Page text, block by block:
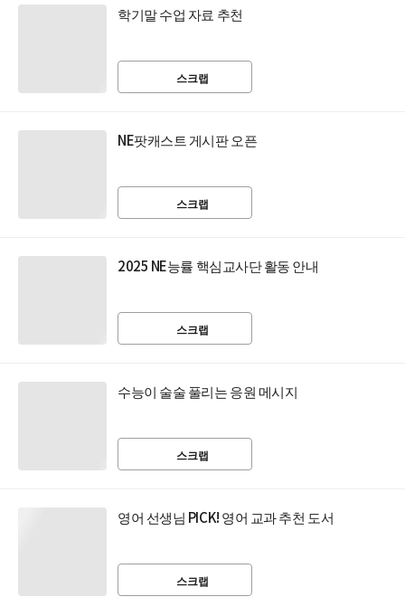
학기말 수업 자료 추천
스크랩
NE팟캐스트 게시판 오픈
스크랩
2025 NE능률 핵심교사단 활동 안내
스크랩
수능이 술술 풀리는 응원 메시지
스크랩
영어 선생님 PICK! 영어 교과 추천 도서
스크랩